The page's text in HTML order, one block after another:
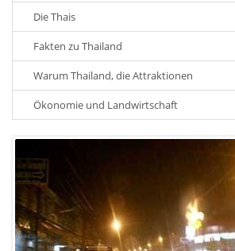
Die Thais
Fakten zu Thailand
Warum Thailand, die Attraktionen
Ökonomie und Landwirtschaft